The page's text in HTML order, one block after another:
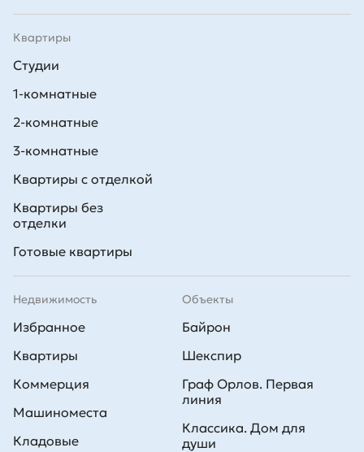
Квартиры
Студии
1-комнатные
2-комнатные
3-комнатные
Квартиры с отделкой
Квартиры без
отделки
Готовые квартиры
Недвижимость
Избранное
Квартиры
Коммерция
Машиноместа
Кладовые
Объекты
Байрон
Шекспир
Граф Орлов. Первая
линия
Классика. Дом для
души